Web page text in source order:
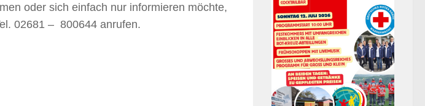
oder sich einfach nur informieren möchte,
02681 – 800644 anrufen.